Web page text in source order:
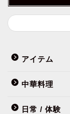
アイテム
中華料理
日常 / 体験